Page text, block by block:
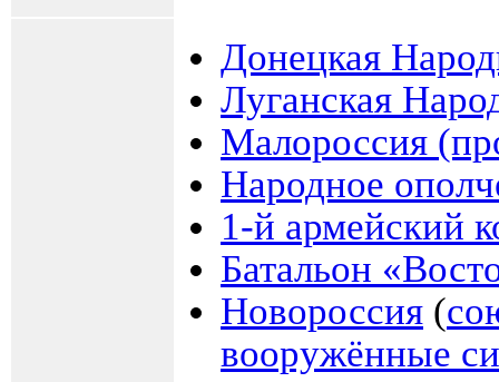
Донецкая
Луганская
Малороссия
Народное
1-й армейский
Батальон
Новороссия (
вооружённые